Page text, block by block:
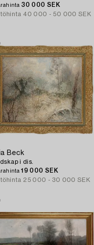
30 000 SEK
40 000 - 50 000 SEK
Beck
i dis.
19 000 SEK
25 000 - 30 000 SEK